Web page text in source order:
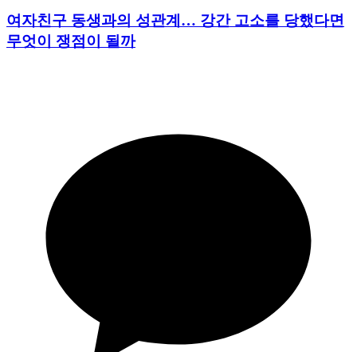
여자친구 동생과의 성관계… 강간 고소를 당했다면
무엇이 쟁점이 될까